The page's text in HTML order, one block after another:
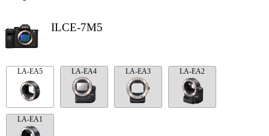
ILCE-7M5
LA-EA5 LA-EA4 LA-EA3 LA-EA2
LA-EA1